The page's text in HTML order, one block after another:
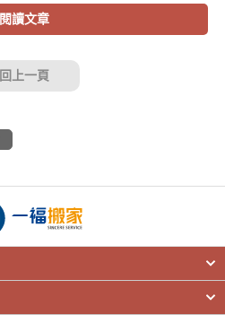
閱讀文章
回上一頁